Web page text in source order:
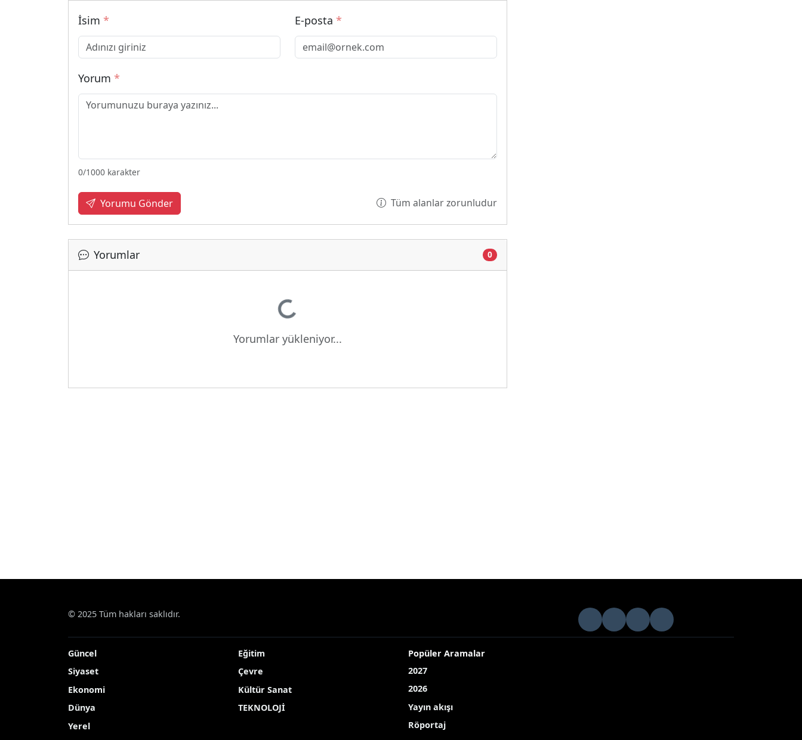
İsim * E-posta *
Yorum *
0/1000 karakter
Yorumu Gönder Tüm alanlar zorunludur
Yorumlar 0
Yükleniyor...
Yorumlar yükleniyor...
© 2025 Tüm hakları saklıdır.
Güncel
Siyaset
Ekonomi
Dünya
Yerel
Eğitim
Çevre
Kültür Sanat
TEKNOLOJİ
Popüler Aramalar
2027
2026
Yayın akışı
Röportaj